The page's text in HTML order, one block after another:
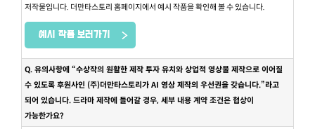
저작물입니다. 더만타스토리 홈페이지에서 예시 작품을 확인해 볼 수 있습니다.
예시 작품 보러가기
Q. 유의사항에 “수상작의 원활한 제작 투자 유치와 상업적 영상물 제작으로 이어질
수 있도록 후원사인 (주)더만타스토리가 AI 영상 제작의 우선권을 갖습니다.”라고
되어 있습니다. 드라마 제작에 들어갈 경우, 세부 내용 계약 조건은 협상이
가능한가요?